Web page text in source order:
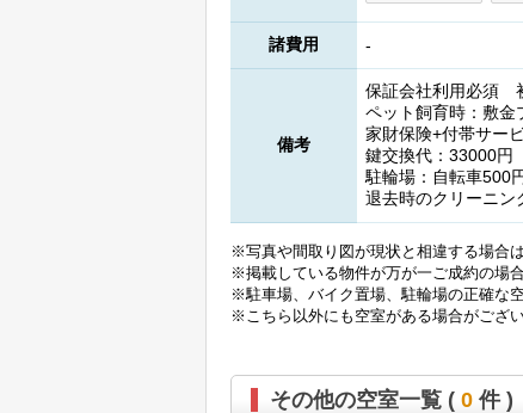
諸費用 -
備考
保証会社利用必須
ペット飼育時：敷金
家財保険+付帯サー
鍵交換代：33000円
駐輪場：自転車500
退去時のクリーニン
※写真や間取り図が現状と相違する場合
※掲載している物件が万が一ご成約の場
※駐車場、バイク置場、駐輪場の正確な
※こちら以外にも空室がある場合がござ
その他の空室一覧 ( 0 件 )